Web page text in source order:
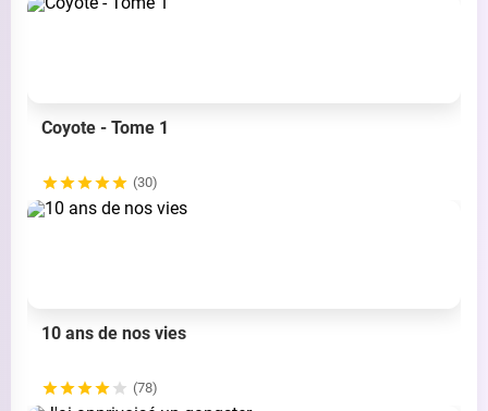
Coyote - Tome 1
(30)
10 ans de nos vies
(78)